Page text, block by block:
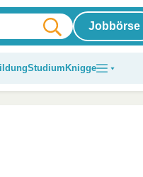
Jobbörse
Studium Knigge